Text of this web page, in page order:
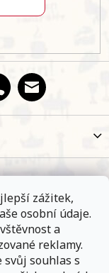
zážitek,
osobní údaje.
a
reklamy.
svůj souhlas s